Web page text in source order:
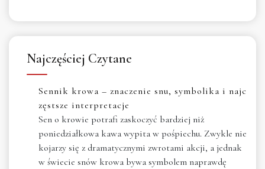
Najczęściej Czytane
Sennik krowa – znaczenie snu, symbolika i najc
zęstsze interpretacje
Sen o krowie potrafi zaskoczyć bardziej niż
poniedziałkowa kawa wypita w pośpiechu. Zwykle nie
kojarzy się z dramatycznymi zwrotami akcji, a jednak
w świecie snów krowa bywa symbolem naprawdę